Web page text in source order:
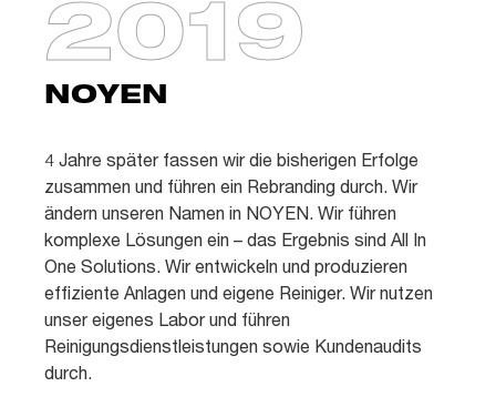
2019
NOYEN
4 Jahre später fassen wir die bisherigen Erfolge
zusammen und führen ein Rebranding durch. Wir
ändern unseren Namen in NOYEN. Wir führen
komplexe Lösungen ein – das Ergebnis sind All In
One Solutions. Wir entwickeln und produzieren
effiziente Anlagen und eigene Reiniger. Wir nutzen
unser eigenes Labor und führen
Reinigungsdienstleistungen sowie Kundenaudits
durch.